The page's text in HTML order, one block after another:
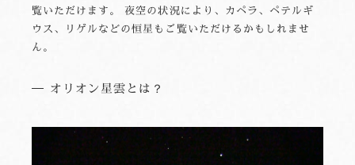
覧いただけます。 夜空の状況により、カペラ、ペテルギ
ウス、リゲルなどの恒星もご覧いただけるかもしれませ
ん。
オリオン星雲とは？